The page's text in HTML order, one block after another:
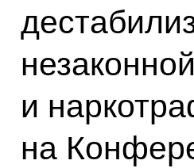
и
на